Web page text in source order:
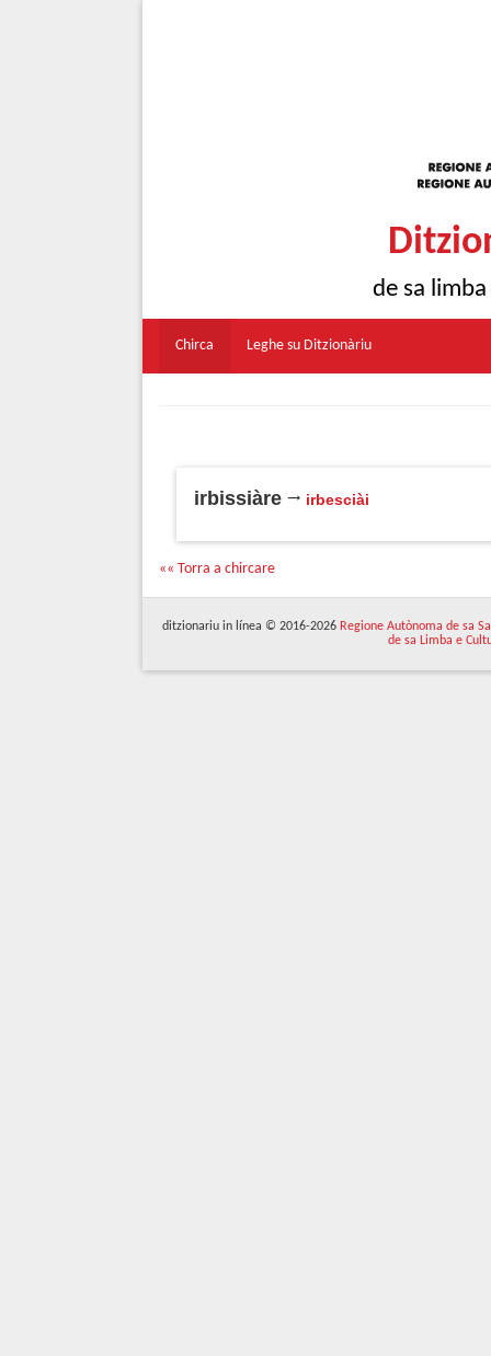
de sa
Chirca Leghe su Ditzionàriu
irbissiàre irbesciài
«« Torra a chircare
ditzionariu in línea © 2016-2026 Regione Autònoma de sa
de sa Limba e